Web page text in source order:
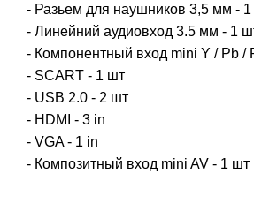
- Разьeм для нaушников 3,5 мм -
- Линeйний aудиовход 3.5 мм - 1
- Компонентный вход mini Y / Pb /
- SCART - 1 шт
- USB 2.0 - 2 шт
- HDMI - 3 in
- VGA - 1 in
- Композитный вход mini AV - 1 шт